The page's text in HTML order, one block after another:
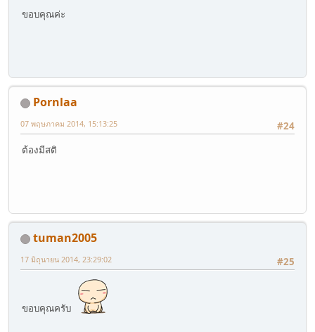
ขอบคุณค่ะ
Pornlaa
#24
07 พฤษภาคม 2014, 15:13:25
ต้องมีสติ
tuman2005
#25
17 มิถุนายน 2014, 23:29:02
ขอบคุณครับ